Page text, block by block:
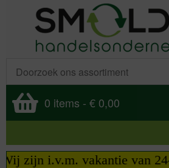
0 items - € 0,00
i.v.m. vakantie van 24-